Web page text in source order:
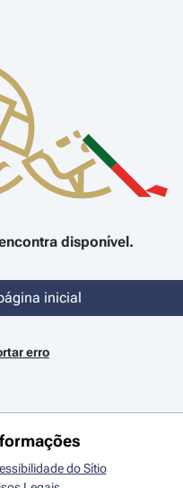
disponível.
inicial
erro
do Sítio